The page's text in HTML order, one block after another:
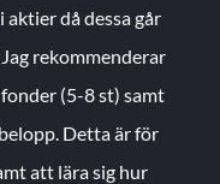
då dessa går
rekommenderar
(5-8 st) samt
Detta är för
att lära sig hur